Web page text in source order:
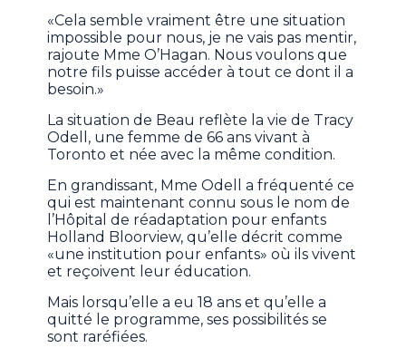
«Cela semble vraiment être une situation
impossible pour nous, je ne vais pas mentir,
rajoute Mme O’Hagan. Nous voulons que
notre fils puisse accéder à tout ce dont il a
besoin.»
La situation de Beau reflète la vie de Tracy
Odell, une femme de 66 ans vivant à
Toronto et née avec la même condition.
En grandissant, Mme Odell a fréquenté ce
qui est maintenant connu sous le nom de
l’Hôpital de réadaptation pour enfants
Holland Bloorview, qu’elle décrit comme
«une institution pour enfants» où ils vivent
et reçoivent leur éducation.
Mais lorsqu’elle a eu 18 ans et qu’elle a
quitté le programme, ses possibilités se
sont raréfiées.